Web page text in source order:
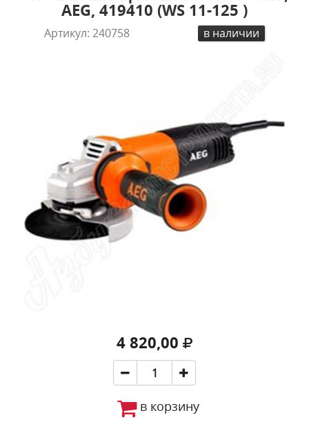
AEG, 419410 (WS 11-125 )
Артикул:240758 в наличии
4 820,00
в корзину